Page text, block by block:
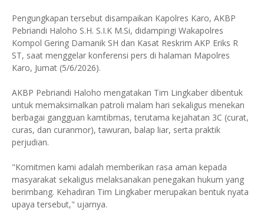
Pengungkapan tersebut disampaikan Kapolres Karo, AKBP
Pebriandi Haloho S.H. S.I.K M.Si, didampingi Wakapolres
Kompol Gering Damanik SH dan Kasat Reskrim AKP Eriks R
ST, saat menggelar konferensi pers di halaman Mapolres
Karo, Jumat (5/6/2026).
AKBP Pebriandi Haloho mengatakan Tim Lingkaber dibentuk
untuk memaksimalkan patroli malam hari sekaligus menekan
berbagai gangguan kamtibmas, terutama kejahatan 3C (curat,
curas, dan curanmor), tawuran, balap liar, serta praktik
perjudian.
"Komitmen kami adalah memberikan rasa aman kepada
masyarakat sekaligus melaksanakan penegakan hukum yang
berimbang. Kehadiran Tim Lingkaber merupakan bentuk nyata
upaya tersebut," ujarnya.